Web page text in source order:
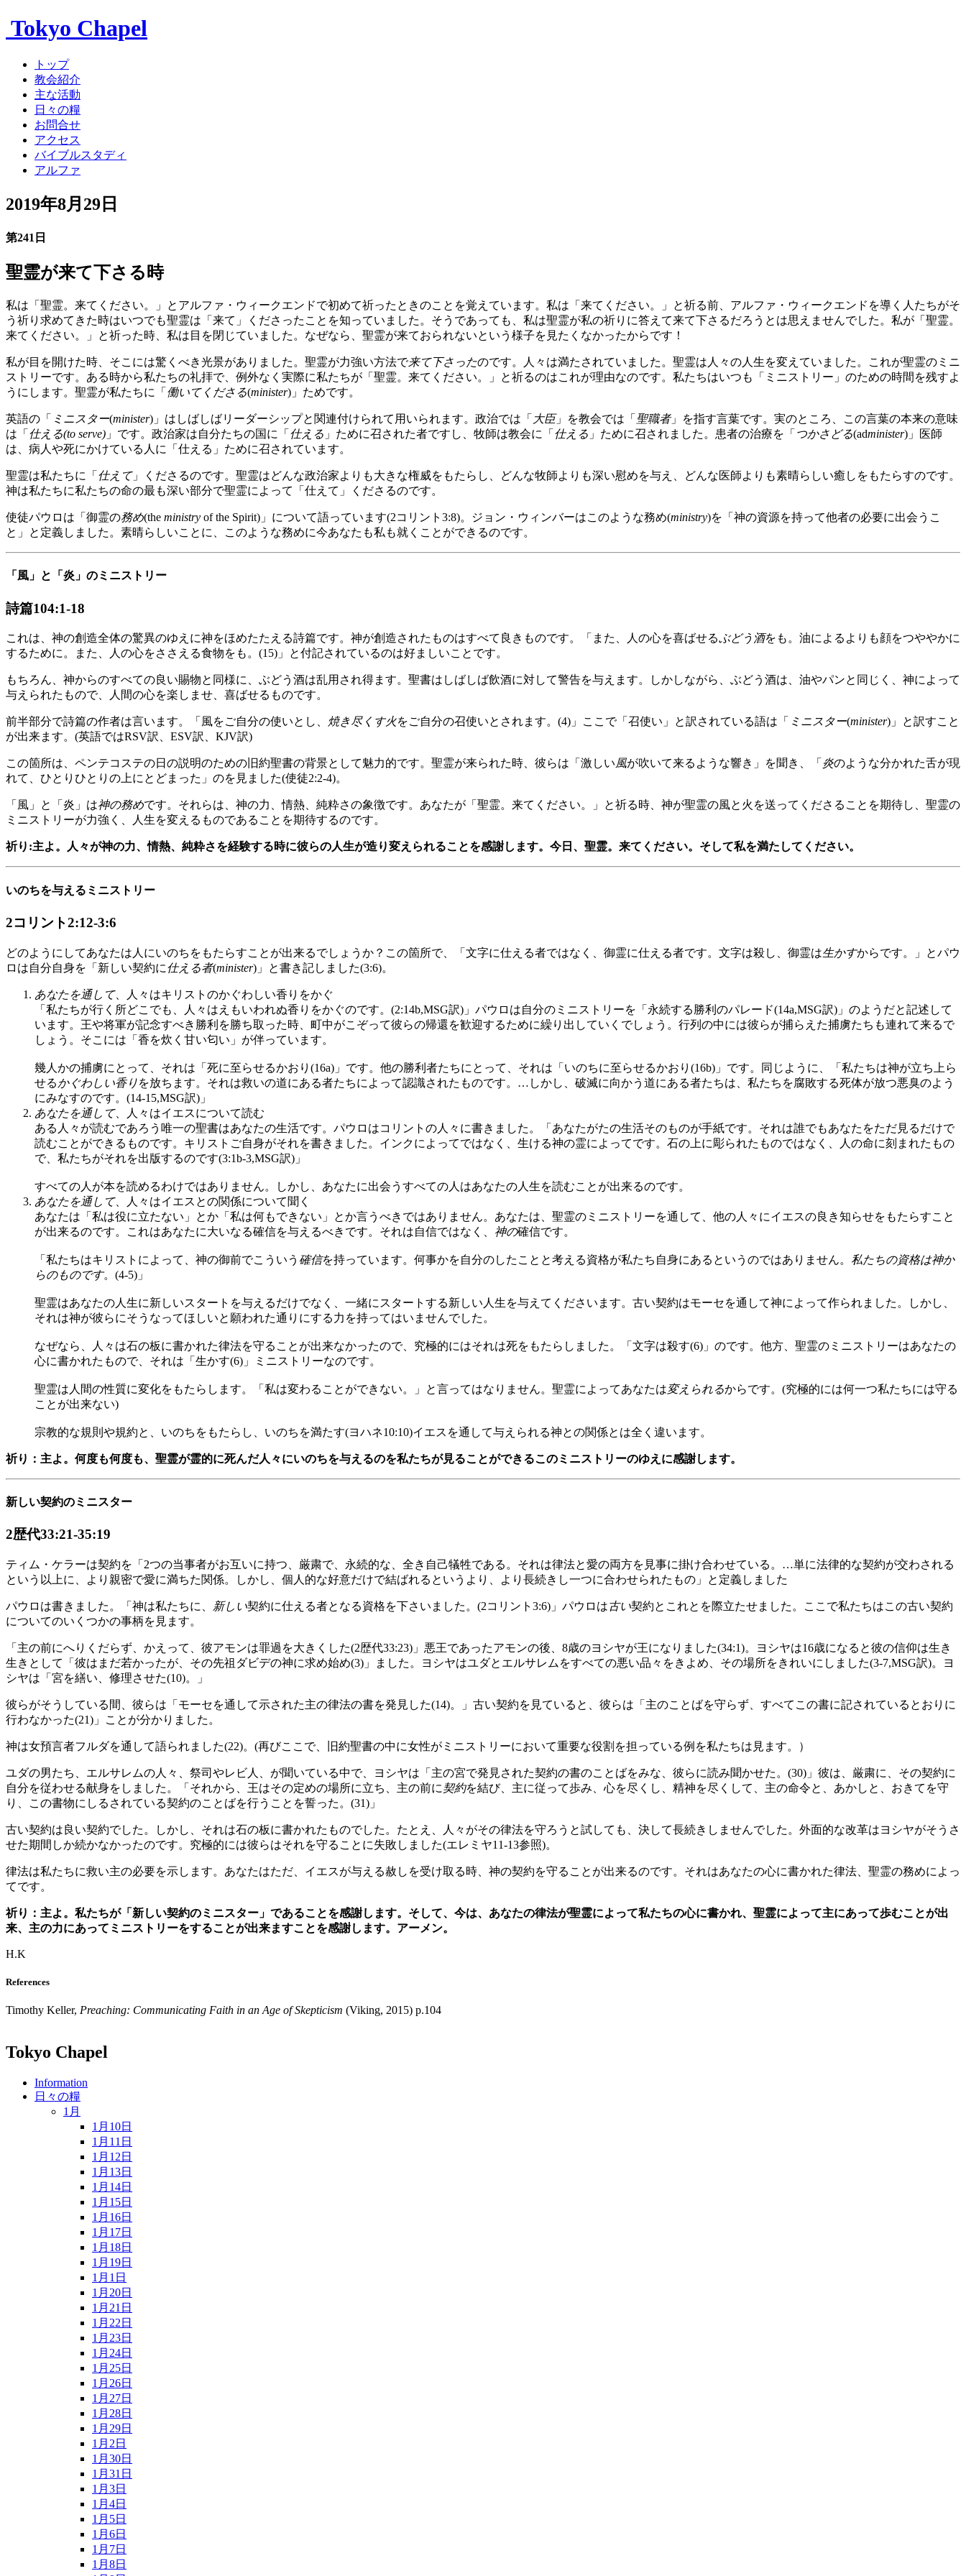
Tokyo Chapel
トップ
教会紹介
主な活動
日々の糧
お問合せ
アクセス
バイブルスタディ
アルファ
2019年8月29日
第241日
聖霊が来て下さる時
私は「聖霊。来てください。」とアルファ・ウィークエンドで初めて祈ったときのことを覚えています。私は「来てください。」と祈る前、アルファ・ウィークエンドを導く人たちがそ
う祈り求めてきた時はいつでも聖霊は「来て」くださったことを知っていました。そうであっても、私は聖霊が私の祈りに答えて来て下さるだろうとは思えませんでした。私が「聖霊。
来てください。」と祈った時、私は目を閉じていました。なぜなら、聖霊が来ておられないという様子を見たくなかったからです！
私が目を開けた時、そこには驚くべき光景がありました。聖霊が力強い方法で来て下さったのです。人々は満たされていました。聖霊は人々の人生を変えていました。これが聖霊のミニ
ストリーです。ある時から私たちの礼拝で、例外なく実際に私たちが「聖霊。来てください。」と祈るのはこれが理由なのです。私たちはいつも「ミニストリー」のための時間を残すよ
うにします。聖霊が私たちに「 働いてくださる(minister)」ためです。
英語の「 ミニスター(minister)」はしばしばリーダーシップと関連付けられて用いられます。政治では「 大臣」を教会では「 聖職者」を指す言葉です。実のところ、この言葉の本来の意味
は「 仕える(to serve) 」です。政治家は自分たちの国に「 仕える 」ために召された者ですし、牧師は教会に「 仕える 」ために召されました。患者の治療を「 つかさどる(administer)」医師
は、病人や死にかけている人に「仕える」ために召されています。
聖霊は私たちに「 仕えて」くださるのです。聖霊はどんな政治家よりも大きな権威をもたらし、どんな牧師よりも深い慰めを与え、どんな医師よりも素晴らしい癒しをもたらすのです。
神は私たちに私たちの命の最も深い部分で聖霊によって「仕えて」くださるのです。
使徒パウロは「御霊の務め(the ministry of the Spirit)」について語っています(2コリント3:8)。ジョン・ウィンバーはこのような務め(ministry)を「神の資源を持って他者の必要に出会うこ
と」と定義しました。素晴らしいことに、このような務めに今あなたも私も就くことができるのです。
「風」と「炎」のミニストリー
詩篇104:1-18
これは、神の創造全体の驚異のゆえに神をほめたたえる詩篇です。神が創造されたものはすべて良きものです。「また、人の心を喜ばせるぶどう酒をも。油によるよりも顔をつややかに
するために。また、人の心をささえる食物をも。(15)」と付記されているのは好ましいことです。
もちろん、神からのすべての良い賜物と同様に、ぶどう酒は乱用され得ます。聖書はしばしば飲酒に対して警告を与えます。しかしながら、ぶどう酒は、油やパンと同じく、神によって
与えられたもので、人間の心を楽しませ、喜ばせるものです。
前半部分で詩篇の作者は言います。「風をご自分の使いとし、 焼き尽くす火をご自分の召使いとされます。(4)」ここで「召使い」と訳されている語は「 ミニスター(minister)」と訳すこと
が出来ます。(英語ではRSV訳、ESV訳、KJV訳)
この箇所は、ペンテコステの日の説明のための旧約聖書の背景として魅力的です。聖霊が来られた時、彼らは「激しい風が吹いて来るような響き」を聞き、「 炎のような分かれた舌が現
れて、ひとりひとりの上にとどまった」のを見ました(使徒2:2-4)。
「風」と「炎」は神の務めです。それらは、神の力、情熱、純粋さの象徴です。あなたが「聖霊。来てください。」と祈る時、神が聖霊の風と火を送ってくださることを期待し、聖霊の
ミニストリーが力強く、人生を変えるものであることを期待するのです。
祈り:主よ。人々が神の力、情熱、純粋さを経験する時に彼らの人生が造り変えられることを感謝します。今日、聖霊。来てください。そして私を満たしてください。
いのちを与えるミニストリー
2コリント2:12-3:6
どのようにしてあなたは人にいのちをもたらすことが出来るでしょうか？この箇所で、「文字に仕える者ではなく、御霊に仕える者です。文字は殺し、御霊は生かすからです。」とパウ
ロは自分自身を「新しい契約に仕える者(minister)」と書き記しました(3:6)。
あなたを通して、人々はキリストのかぐわしい香りをかぐ
「私たちが行く所どこでも、人々はえもいわれぬ香りをかぐのです。(2:14b,MSG訳)」パウロは自分のミニストリーを「永続する勝利のパレード(14a,MSG訳)」のようだと記述して
います。王や将軍が記念すべき勝利を勝ち取った時、町中がこぞって彼らの帰還を歓迎するために繰り出していくでしょう。行列の中には彼らが捕らえた捕虜たちも連れて来るで
しょう。そこには「香を炊く甘い匂い」が伴っています。
幾人かの捕虜にとって、それは「死に至らせるかおり(16a)」です。他の勝利者たちにとって、それは「いのちに至らせるかおり(16b)」です。同じように、「私たちは神が立ち上ら
せる かぐわしい香りを放ちます。それは救いの道にある者たちによって認識されたものです。…しかし、破滅に向かう道にある者たちは、私たちを腐敗する死体が放つ悪臭のよう
にみなすのです。(14-15,MSG訳)」
あなたを通して、人々はイエスについて読む
ある人々が読むであろう唯一の聖書はあなたの生活です。パウロはコリントの人々に書きました。「あなたがたの生活そのものが手紙です。それは誰でもあなたをただ見るだけで
読むことができるものです。キリストご自身がそれを書きました。インクによってではなく、生ける神の霊によってです。石の上に彫られたものではなく、人の命に刻まれたもの
で、私たちがそれを出版するのです(3:1b-3,MSG訳)」
すべての人が本を読めるわけではありません。しかし、あなたに出会うすべての人はあなたの人生を読むことが出来るのです。
あなたを通して、人々はイエスとの関係について聞く
あなたは「私は役に立たない」とか「私は何もできない」とか言うべきではありません。あなたは、聖霊のミニストリーを通して、他の人々にイエスの良き知らせをもたらすこと
が出来るのです。これはあなたに大いなる確信を与えるべきです。それは自信ではなく、 神の確信です。
「私たちはキリストによって、神の御前でこういう 確信を持っています。何事かを自分のしたことと考える資格が私たち自身にあるというのではありません。 私たちの資格は神か
らのものです。(4-5)」
聖霊はあなたの人生に新しいスタートを与えるだけでなく、一緒にスタートする新しい人生を与えてくださいます。古い契約はモーセを通して神によって作られました。しかし、
それは神が彼らにそうなってほしいと願われた通りにする力を持ってはいませんでした。
なぜなら、人々は石の板に書かれた律法を守ることが出来なかったので、究極的にはそれは死をもたらしました。「文字は殺す(6)」のです。他方、聖霊のミニストリーはあなたの
心に書かれたもので、それは「生かす(6)」ミニストリーなのです。
聖霊は人間の性質に変化をもたらします。「私は変わることができない。」と言ってはなりません。聖霊によってあなたは変えられるからです。(究極的には何一つ私たちには守る
ことが出来ない)
宗教的な規則や規約と、いのちをもたらし、いのちを満たす(ヨハネ10:10)イエスを通して与えられる神との関係とは全く違います。
祈り：主よ。何度も何度も、聖霊が霊的に死んだ人々にいのちを与えるのを私たちが見ることができるこのミニストリーのゆえに感謝します。
新しい契約のミニスター
2歴代33:21-35:19
ティム・ケラーは契約を「2つの当事者がお互いに持つ、厳粛で、永続的な、全き自己犠牲である。それは律法と愛の両方を見事に掛け合わせている。…単に法律的な契約が交わされる
という以上に、より親密で愛に満ちた関係。しかし、個人的な好意だけで結ばれるというより、より長続きし一つに合わせられたもの」と定義しました
パウロは書きました。「神は私たちに、 新しい契約に仕える者となる資格を下さいました。(2コリント3:6)」パウロは古い契約とこれとを際立たせました。ここで私たちはこの古い契約
についてのいくつかの事柄を見ます。
「主の前にへりくだらず、かえって、彼アモンは罪過を大きくした(2歴代33:23)」悪王であったアモンの後、8歳のヨシヤが王になりました(34:1)。ヨシヤは16歳になると彼の信仰は生き
生きとして「彼はまだ若かったが、その先祖ダビデの神に求め始め(3)」ました。ヨシヤはユダとエルサレムをすべての悪い品々をきよめ、その場所をきれいにしました(3-7,MSG訳)。ヨ
シヤは「宮を繕い、修理させた(10)。」
彼らがそうしている間、彼らは「モーセを通して示された主の律法の書を発見した(14)。」古い契約を見ていると、彼らは「主のことばを守らず、すべてこの書に記されているとおりに
行わなかった(21)」ことが分かりました。
神は女預言者フルダを通して語られました(22)。(再びここで、旧約聖書の中に女性がミニストリーにおいて重要な役割を担っている例を私たちは見ます。）
ユダの男たち、エルサレムの人々、祭司やレビ人、が聞いている中で、ヨシヤは「主の宮で発見された契約の書のことばをみな、彼らに読み聞かせた。(30)」彼は、厳粛に、その契約に
自分を従わせる献身をしました。「それから、王はその定めの場所に立ち、主の前に契約を結び、主に従って歩み、心を尽くし、精神を尽くして、主の命令と、あかしと、おきてを守
り、この書物にしるされている契約のことばを行うことを誓った。(31)」
古い契約は良い契約でした。しかし、それは石の板に書かれたものでした。たとえ、人々がその律法を守ろうと試しても、決して長続きしませんでした。外面的な改革はヨシヤがそうさ
せた期間しか続かなかったのです。究極的には彼らはそれを守ることに失敗しました(エレミヤ11-13参照)。
律法は私たちに救い主の必要を示します。あなたはただ、イエスが与える赦しを受け取る時、神の契約を守ることが出来るのです。それはあなたの心に書かれた律法、聖霊の務めによっ
てです。
祈り：主よ。私たちが「新しい契約のミニスター」であることを感謝します。そして、今は、あなたの律法が聖霊によって私たちの心に書かれ、聖霊によって主にあって歩むことが出
来、主の力にあってミニストリーをすることが出来ますことを感謝します。アーメン。
H.K
References
Timothy Keller, Preaching: Communicating Faith in an Age of Skepticism (Viking, 2015) p.104
Tokyo Chapel
Information
日々の糧
1月
1月10日
1月11日
1月12日
1月13日
1月14日
1月15日
1月16日
1月17日
1月18日
1月19日
1月1日
1月20日
1月21日
1月22日
1月23日
1月24日
1月25日
1月26日
1月27日
1月28日
1月29日
1月2日
1月30日
1月31日
1月3日
1月4日
1月5日
1月6日
1月7日
1月8日